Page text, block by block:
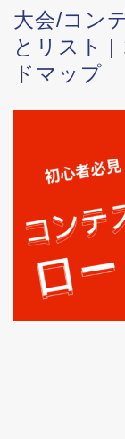
大会/コン
とリスト |
ドマップ